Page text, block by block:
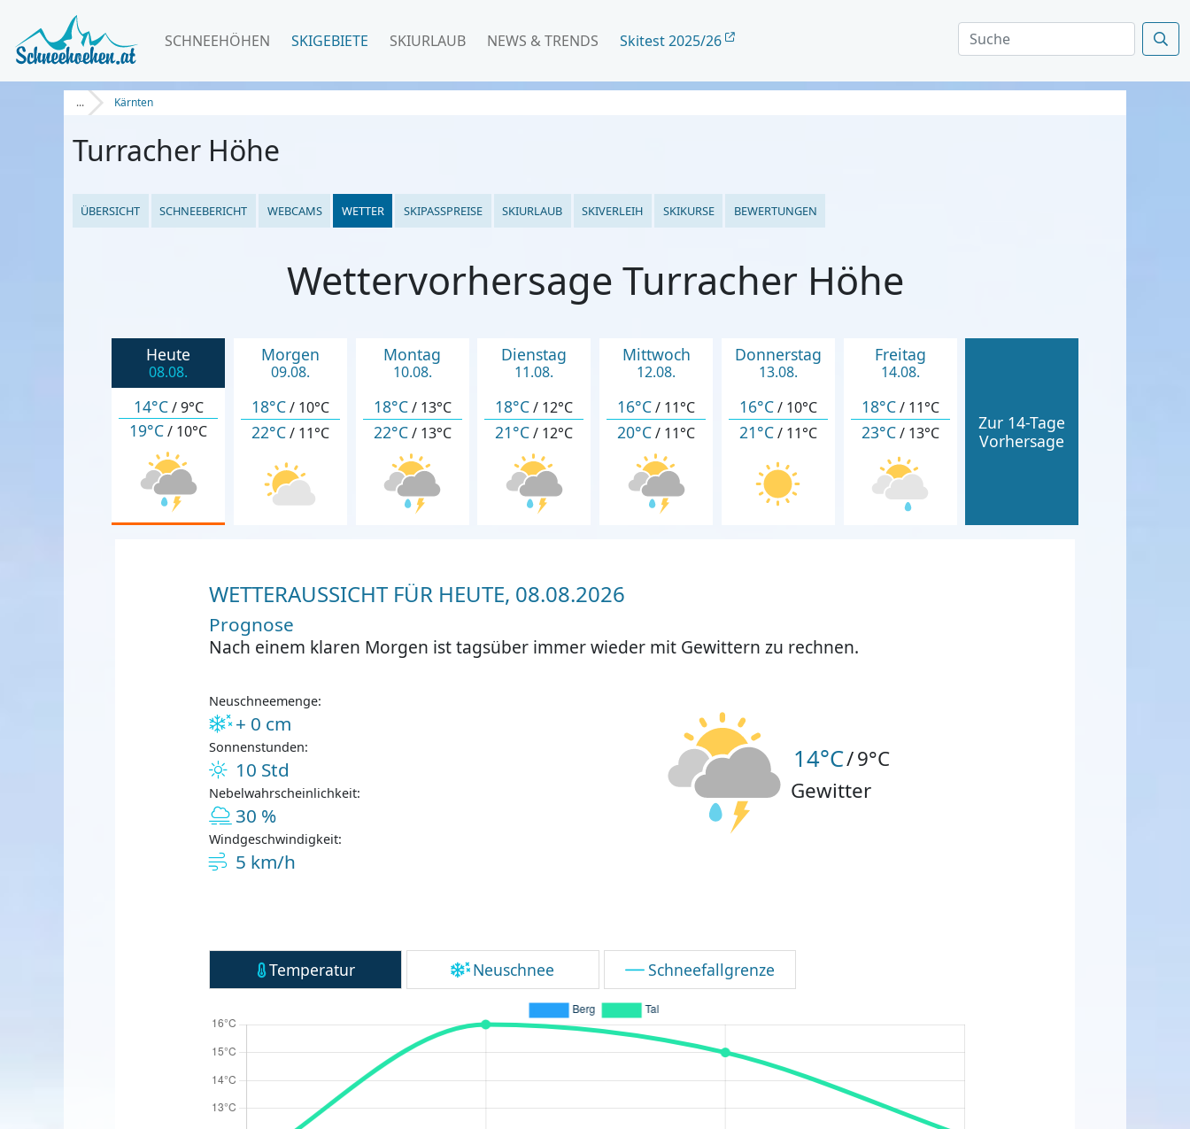
SCHNEEHÖHEN SKIGEBIETE SKIURLAUB NEWS & TRENDS Skitest 2025/26
... Kärnten
Turracher Höhe
ÜBERSICHT SCHNEEBERICHT WEBCAMS WETTER SKIPASSPREISE SKIURLAUB SKIVERLEIH SKIKURSE BEWERTUNGEN
Wettervorhersage Turracher Höhe
Heute
08.08.
14°C/9°C
19°C/ 10°C
Morgen
09.08.
18°C/ 10°C
22°C/ 11°C
Montag
10.08.
18°C/ 13°C
22°C/ 13°C
Dienstag
11.08.
18°C/ 12°C
21°C/ 12°C
Mittwoch
12.08.
16°C/ 11°C
20°C/ 11°C
Donnerstag
13.08.
16°C/ 10°C
21°C/ 11°C
Freitag
14.08.
18°C/ 11°C
23°C/ 13°C
Zur 14-Tage
Vorhersage
WETTERAUSSICHT FÜR HEUTE, 08.08.2026
Prognose
Nach einem klaren Morgen ist tagsüber immer wieder mit Gewittern zu rechnen.
Neuschneemenge:
+ 0 cm
Sonnenstunden:
10 Std
Nebelwahrscheinlichkeit:
30 %
Windgeschwindigkeit:
5 km/h
14°C/9°C
Gewitter
Temperatur Neuschnee Schneefallgrenze